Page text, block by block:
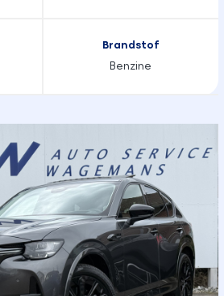
Brandstof
Benzine